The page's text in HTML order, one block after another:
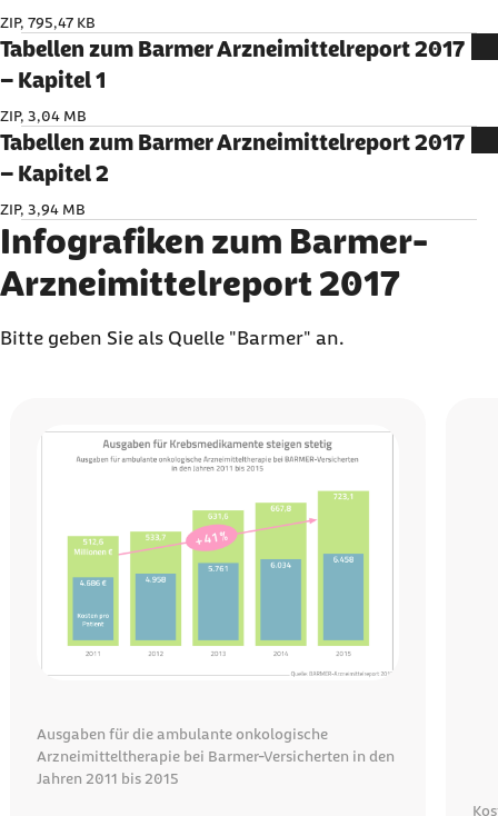
ZIP, 795,47 KB
Tabellen zum Barmer Arzneimittelreport 2017
– Kapitel 1
ZIP, 3,04 MB
Tabellen zum Barmer Arzneimittelreport 2017
– Kapitel 2
ZIP, 3,94 MB
Infografiken zum Barmer-
Arzneimittelreport 2017
Bitte geben Sie als Quelle "Barmer" an.
Ausgaben für die ambulante onkologische
Arzneimitteltherapie bei Barmer-Versicherten in den
Jahren 2011 bis 2015